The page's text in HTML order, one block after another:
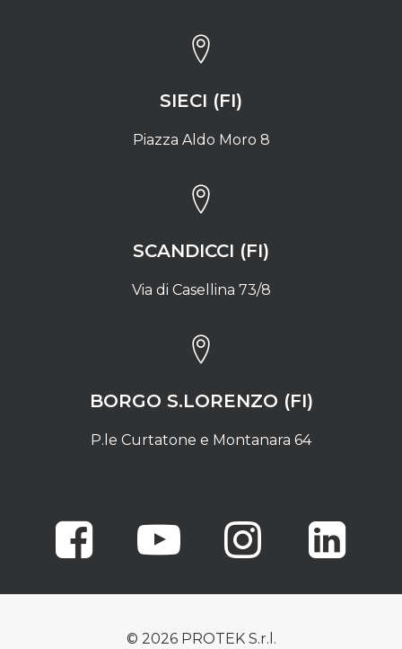
SIECI (FI)
Piazza Aldo Moro 8
SCANDICCI (FI)
Via di Casellina 73/8
BORGO S.LORENZO (FI)
P.le Curtatone e Montanara 64
© 2026 PROTEK S.r.l.